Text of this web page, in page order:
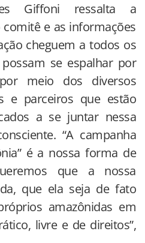
Giffoni ressalta a
e as informações
cheguem a todos os
se espalhar por
meio dos diversos
e parceiros que estão
a se juntar nessa
“A campanha
é a nossa forma de
que a nossa
que ela seja de fato
amazônidas em
livre e de direitos”,